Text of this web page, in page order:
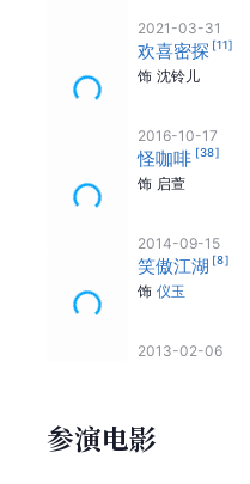
2021-03-31
欢喜密探 [11]
饰 沈铃儿
2016-10-17
怪咖啡 [38]
饰 启萱
2014-09-15
笑傲江湖 [8]
饰 仪玉
2013-02-06
参演电影